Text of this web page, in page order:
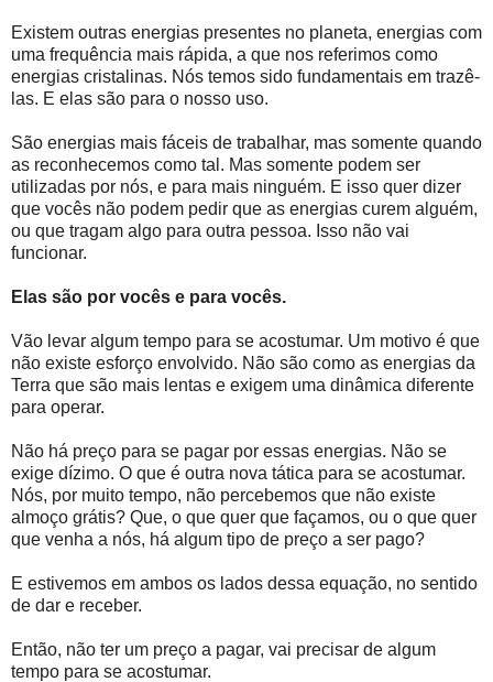
Existem outras energias presentes no planeta, energias com
uma frequência mais rápida, a que nos referimos como
energias cristalinas. Nós temos sido fundamentais em trazê-
las. E elas são para o nosso uso.
São energias mais fáceis de trabalhar, mas somente quando
as reconhecemos como tal. Mas somente podem ser
utilizadas por nós, e para mais ninguém. E isso quer dizer
que vocês não podem pedir que as energias curem alguém,
ou que tragam algo para outra pessoa. Isso não vai
funcionar.
Elas são por vocês e para vocês.
Vão levar algum tempo para se acostumar. Um motivo é que
não existe esforço envolvido. Não são como as energias da
Terra que são mais lentas e exigem uma dinâmica diferente
para operar.
Não há preço para se pagar por essas energias. Não se
exige dízimo. O que é outra nova tática para se acostumar.
Nós, por muito tempo, não percebemos que não existe
almoço grátis? Que, o que quer que façamos, ou o que quer
que venha a nós, há algum tipo de preço a ser pago?
E estivemos em ambos os lados dessa equação, no sentido
de dar e receber.
Então, não ter um preço a pagar, vai precisar de algum
tempo para se acostumar.